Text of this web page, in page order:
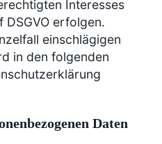
Interesses
DSGVO erfolgen.
einschlägigen
in den folgenden
Daten